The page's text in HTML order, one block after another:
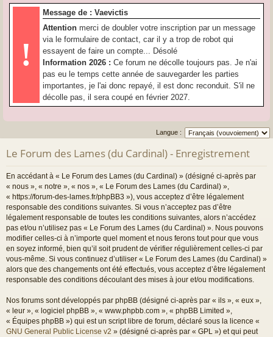
pi s on ist
!
Message de : Vaevictis
Attention merci de doubler votre inscription par un message
via le formulaire de contact, car il y a trop de robot qui
essayent de faire un compte... Désolé
Information 2026 : Ce forum ne décolle toujours pas. Je n'ai
pas eu le temps cette année de sauvegarder les parties
importantes, je l'ai donc repayé, il est donc reconduit. S'il ne
décolle pas, il sera coupé en février 2027.
Langue :
Le Forum des Lames (du Cardinal) - Enregistrement
En accédant à « Le Forum des Lames (du Cardinal) » (désigné ci-après par
« nous », « notre », « nos », « Le Forum des Lames (du Cardinal) »,
« https://forum-des-lames.fr/phpBB3 »), vous acceptez d’être légalement
responsable des conditions suivantes. Si vous n’acceptez pas d’être
légalement responsable de toutes les conditions suivantes, alors n’accédez
pas et/ou n’utilisez pas « Le Forum des Lames (du Cardinal) ». Nous pouvons
modifier celles-ci à n’importe quel moment et nous ferons tout pour que vous
en soyez informé, bien qu’il soit prudent de vérifier régulièrement celles-ci par
vous-même. Si vous continuez d’utiliser « Le Forum des Lames (du Cardinal) »
alors que des changements ont été effectués, vous acceptez d’être légalement
responsable des conditions découlant des mises à jour et/ou modifications.
Nos forums sont développés par phpBB (désigné ci-après par « ils », « eux »,
« leur », « logiciel phpBB », « www.phpbb.com », « phpBB Limited »,
« Équipes phpBB ») qui est un script libre de forum, déclaré sous la licence «
GNU General Public License v2 » (désigné ci-après par « GPL ») et qui peut